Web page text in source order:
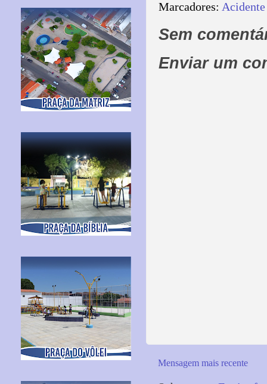
Marcadores:
Sem
Enviar um
Mensagem mais recente